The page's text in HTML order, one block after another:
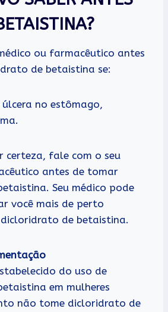
ou farmacêutico antes
de betaistina se:
úlcera no estômago,
certeza, fale com o seu
antes de tomar
Seu médico pode
você mais de perto
de betaistina.
do uso de
em mulheres
não tome dicloridrato de